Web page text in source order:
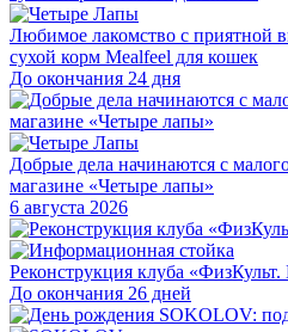
Любимое лакомство с приятной
сухой корм Mealfeel для кошек
До окончания 24 дня
Добрые дела начинаются с
магазине «Четыре лапы»
6 августа 2026
Реконструкция клуба
До окончания 26 дней